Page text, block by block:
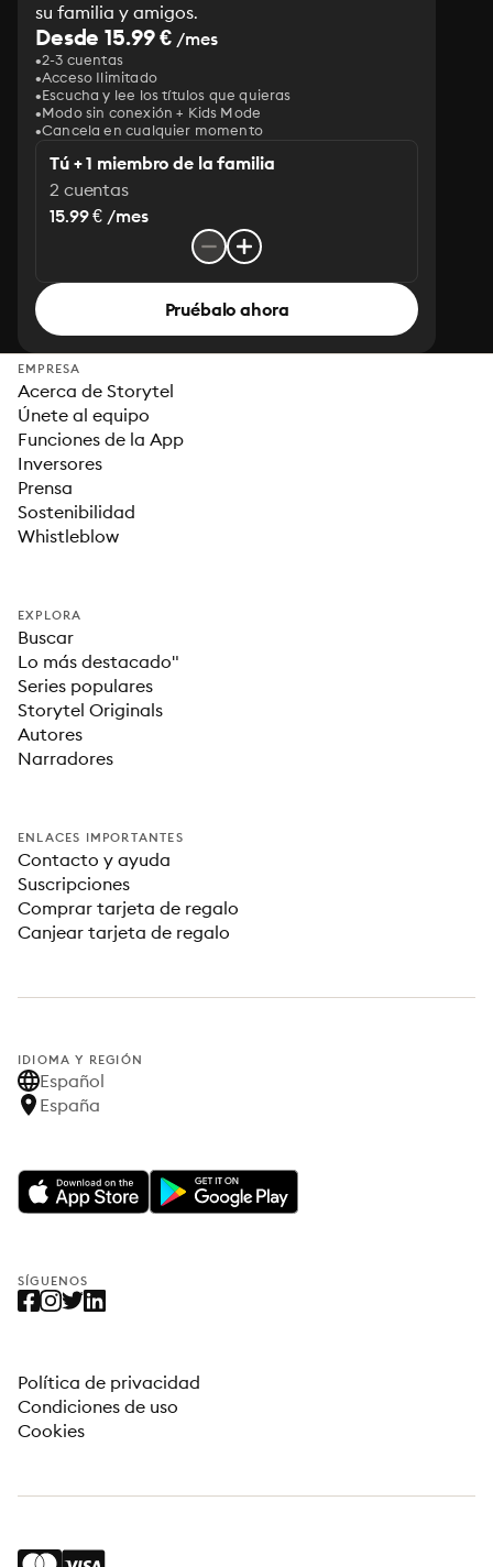
su familia y amigos.
Desde 15.99 € /mes
2-3 cuentas
Acceso Ilimitado
Escucha y lee los títulos que quieras
Modo sin conexión + Kids Mode
Cancela en cualquier momento
Tú + 1 miembro de la familia
2 cuentas
15.99 € /mes
Pruébalo ahora
EMPRESA
Acerca de Storytel
Únete al equipo
Funciones de la App
Inversores
Prensa
Sostenibilidad
Whistleblow
EXPLORA
Buscar
Lo más destacado"
Series populares
Storytel Originals
Autores
Narradores
ENLACES IMPORTANTES
Contacto y ayuda
Suscripciones
Comprar tarjeta de regalo
Canjear tarjeta de regalo
IDIOMA Y REGIÓN
Español
España
SÍGUENOS
Política de privacidad
Condiciones de uso
Cookies